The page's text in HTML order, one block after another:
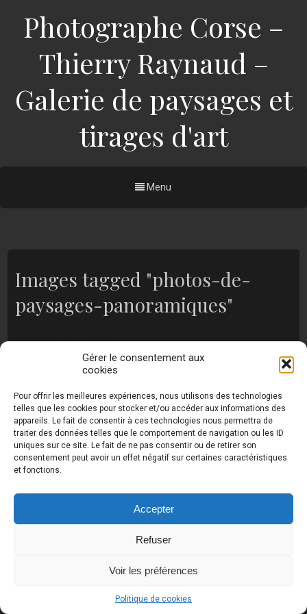
Gérer le consentement aux
cookies
Pour offrir les meilleures expériences, nous utilisons des technologies
telles que les cookies pour stocker et/ou accéder aux informations des
appareils. Le fait de consentir à ces technologies nous permettra de
traiter des données telles que le comportement de navigation ou les ID
uniques sur ce site. Le fait de ne pas consentir ou de retirer son
consentement peut avoir un effet négatif sur certaines caractéristiques
et fonctions.
Accepter
Refuser
Voir les préférences
Politique de cookies
Photographe Corse –
Thierry Raynaud –
Galerie de paysages et
tirages d'art
Menu
Images tagged "photos-de-
paysages-panoramiques"
no images were found
Photos de Thierry Raynaud - portraits shootings
et Paysages de Corse - Ajaccio www.thierry-
raynaud.com ©Toutes les photos de ce site sont
la propriété de l'auteur et sont protégées par le
Code de la Propriété Intellectuelle (CPI)